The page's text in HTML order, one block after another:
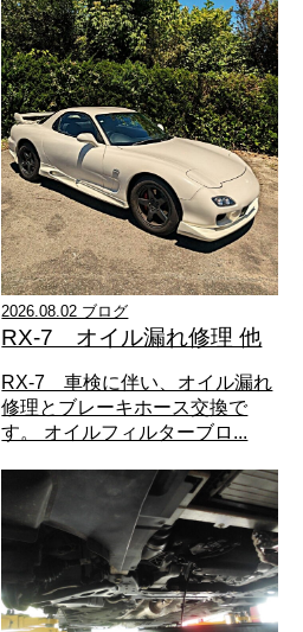
2026.08.02 ブログ
RX-7 オイル漏れ修理 他
RX-7 車検に伴い、オイル漏れ
修理とブレーキホース交換で
す。 オイルフィルターブロ...